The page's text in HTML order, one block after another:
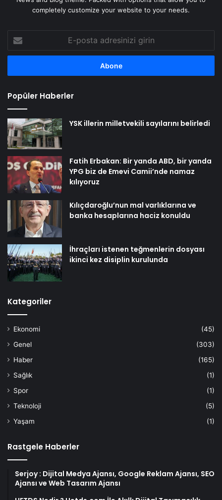
completely customize your website to your needs.
posta
adresinizi
Popüler Haberler
YSK illerin milletvekili sayılarını belirledi
Fatih Erbakan: Bir yanda ABD, bir yanda
YPG biz de Emevi Camii’nde namaz
kılıyoruz
Kılıçdaroğlu’nun mal varlıklarına ve
banka hesaplarına haciz konuldu
İhraçları istenen teğmenlerin dosyası
ikinci kez disiplin kurulunda
Kategoriler
Ekonomi
(45)
Genel
(303)
Haber
(165)
Sağlık
(1)
Spor
(1)
Teknoloji
(5)
Yaşam
(1)
Rastgele Haberler
Serjoy : Dijital Medya Ajansı, Google Reklam Ajansı, SEO
Ajansı ve Web Tasarım Ajansı